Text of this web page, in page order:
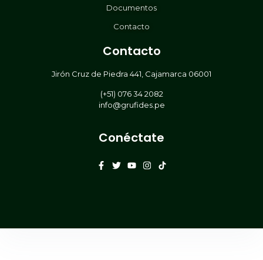
Documentos
Contacto
Contacto
Jirón Cruz de Piedra 441, Cajamarca 06001
(+51) 076 34 2082
info@grufides.pe
Conéctate